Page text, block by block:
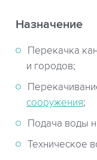
Назначение
Перекачка
и городов;
сооружения;
Подача воды
Техническое